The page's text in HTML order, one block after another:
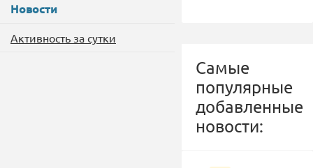
Новости
Активность за сутки
Самые
популярные
добавленные
новости: